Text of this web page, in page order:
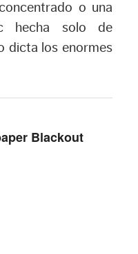
o una
hecha solo de
dicta los enormes
Blackout